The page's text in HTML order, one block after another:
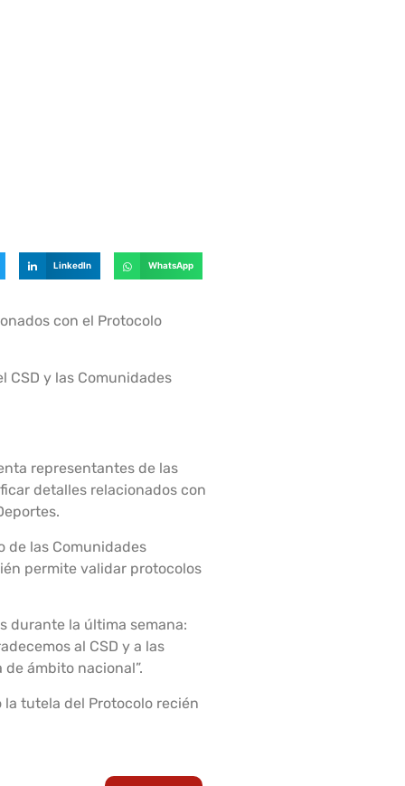
LinkedIn WhatsApp
con el Protocolo
CSD y las Comunidades
representantes de las
detalles relacionados con
de las Comunidades
permite validar protocolos
durante la última semana:
al CSD y a las
ámbito nacional”.
tutela del Protocolo recién